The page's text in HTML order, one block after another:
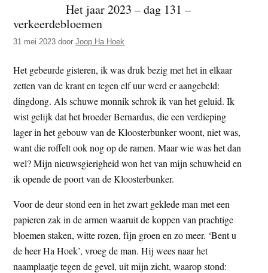
z
e
s
i
t
e
e
n
e
z
e
s
i
t
e
Het jaar 2023 – dag 131 –
verkeerdebloemen
31 mei 2023 doorJoop Ha Hoek
Het gebeurde gisteren, ik was druk bezig met het in elkaar
zetten van de krant en tegen elf uur werd er aangebeld:
dingdong. Als schuwe monnik schrok ik van het geluid. Ik
wist gelijk dat het broeder Bernardus, die een verdieping
lager in het gebouw van de Kloosterbunker woont, niet was,
want die roffelt ook nog op de ramen. Maar wie was het dan
wel? Mijn nieuwsgierigheid won het van mijn schuwheid en
ik opende de poort van de Kloosterbunker.
Voor de deur stond een in het zwart geklede man met een
papieren zak in de armen waaruit de koppen van prachtige
bloemen staken, witte rozen, fijn groen en zo meer. ‘Bent u
de heer Ha Hoek’, vroeg de man. Hij wees naar het
naamplaatje tegen de gevel, uit mijn zicht, waarop stond: